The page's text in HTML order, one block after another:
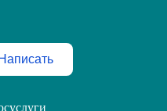
Написать